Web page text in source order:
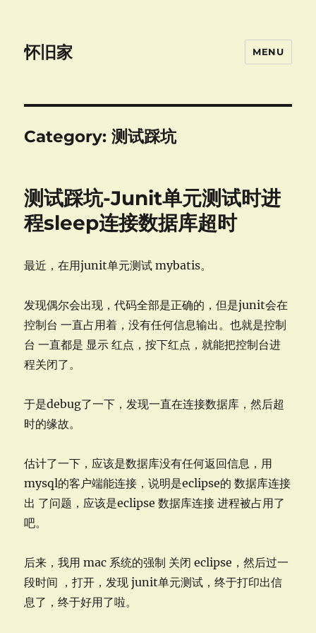
怀旧家 MENU
Category:测试踩坑
测试踩坑-Junit单元测试时进
程sleep连接数据库超时
最近，在用junit单元测试 mybatis。
发现偶尔会出现，代码全部是正确的，但是junit会在
控制台 一直占用着，没有任何信息输出。也就是控制
台 一直都是 显示 红点，按下红点，就能把控制台进
程关闭了。
于是debug了一下，发现一直在连接数据库，然后超
时的缘故。
估计了一下，应该是数据库没有任何返回信息，用
mysql的客户端能连接，说明是eclipse的 数据库连接
出 了问题，应该是eclipse 数据库连接 进程被占用了
吧。
后来，我用 mac 系统的强制 关闭 eclipse，然后过一
段时间 ，打开，发现 junit单元测试，终于打印出信
息了，终于好用了啦。